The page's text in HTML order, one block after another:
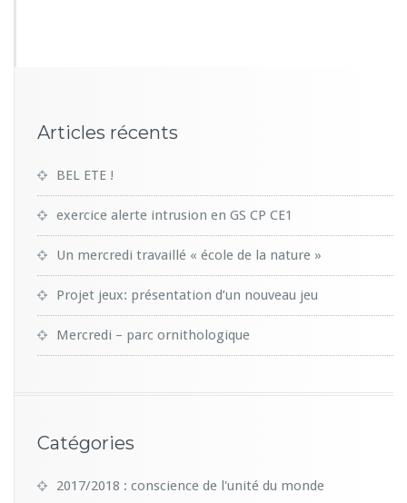
Articles récents
BEL ETE !
exercice alerte intrusion en GS CP CE1
Un mercredi travaillé « école de la nature »
Projet jeux: présentation d’un nouveau jeu
Mercredi – parc ornithologique
Catégories
2017/2018 : conscience de l'unité du monde